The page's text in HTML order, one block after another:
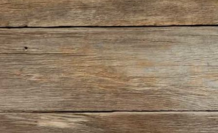
IMG_5682